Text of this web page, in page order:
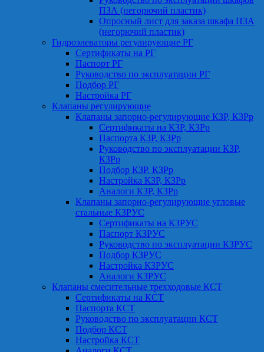
ПЗА (негорючий пластик)
Опросный лист для заказа шкафа ПЗА
(негорючий пластик)
Гидроэлеваторы регулирующие РГ
Сертификаты на РГ
Паспорт РГ
Руководство по эксплуатации РГ
Подбор РГ
Настройка РГ
Клапаны регулирующие
Клапаны запорно-регулирующие КЗР, КЗРр
Сертификаты на КЗР, КЗРр
Паспорта КЗР, КЗРр
Руководство по эксплуатации КЗР,
КЗРр
Подбор КЗР, КЗРр
Настройка КЗР, КЗРр
Аналоги КЗР, КЗРр
Клапаны запорно-регулирующие угловые
стальные КЗРУС
Сертификаты на КЗРУС
Паспорт КЗРУС
Руководство по эксплуатации КЗРУС
Подбор КЗРУС
Настройка КЗРУС
Аналоги КЗРУС
Клапаны смесительные трехходовые КСТ
Сертификаты на КСТ
Паспорта КСТ
Руководство по эксплуатации КСТ
Подбор КСТ
Настройка КСТ